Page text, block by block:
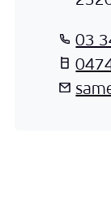
03
E-mail